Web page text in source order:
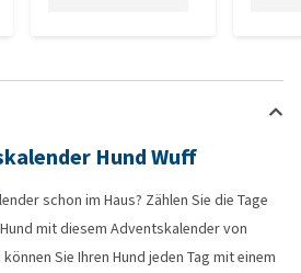
Hund Wuff
schon im Haus? Zählen Sie die Tage
mit diesem Adventskalender von
Sie Ihren Hund jeden Tag mit einem